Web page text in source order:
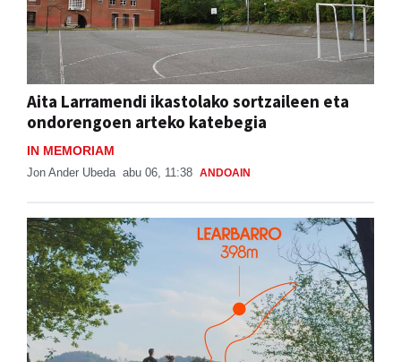
Aita Larramendi ikastolako sortzaileen eta
ondorengoen arteko katebegia
IN MEMORIAM
Jon Ander Ubeda abu 06, 11:38 ANDOAIN